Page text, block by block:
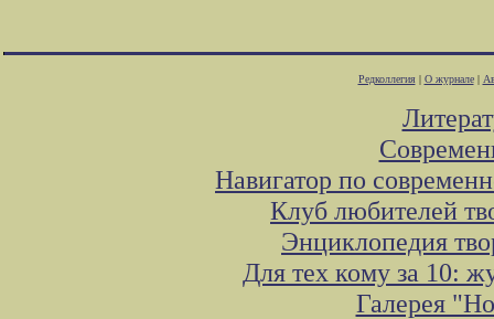
Редколлегия| О журнале|
Навигатор по
Клуб любителей
Энциклопедия
Для тех кому за 10:
Галерея